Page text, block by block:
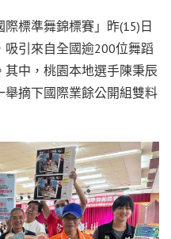
標準舞錦標賽」昨(15)日
引來自全國逾200位舞蹈
中，桃園本地選手陳秉辰
摘下國際業餘公開組雙料